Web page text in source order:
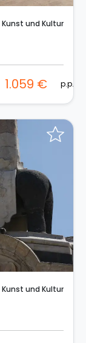
Kunst und Kultur
1.059 € p.p.
Kunst und Kultur